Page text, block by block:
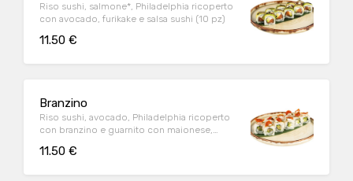
Riso sushi, salmone*, Philadelphia ricoperto
con avocado, furikake e salsa sushi (10 pz)
11.50 €
Branzino
Riso sushi, avocado, Philadelphia ricoperto
con branzino e guarnito con maionese,
11.50 €